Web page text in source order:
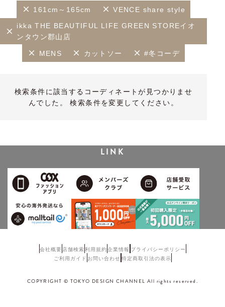
161cm～165cm VENCE share style
ikka THE BEAUTIFUL LIFE GREEN STOREイオ
ンタウン郡山店
MENS カットソー #冬コーデ
検索条件に該当するコーディネートが見つかりませ
んでした。 検索条件を変更してください。
LINK
会社概要 店舗検索利用規約企業情報 プライバシーポリシー
ご利用ガイド お問い合わせ 特定商取引法の表示
COPYRIGHT © TOKYO DESIGN CHANNEL All rights reserved.